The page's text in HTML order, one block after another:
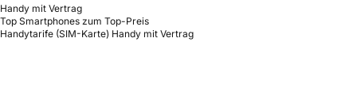
Handy mit Vertrag
Top Smartphones zum Top-Preis
Handytarife (SIM-Karte) Handy mit Vertrag